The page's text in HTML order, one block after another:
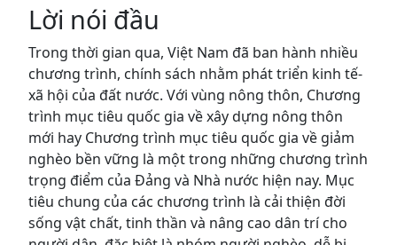
Lời nói đầu
Trong thời gian qua, Việt Nam đã ban hành nhiều
chương trình, chính sách nhằm phát triển kinh tế-
xã hội của đất nước. Với vùng nông thôn, Chương
trình mục tiêu quốc gia về xây dựng nông thôn
mới hay Chương trình mục tiêu quốc gia về giảm
nghèo bền vững là một trong những chương trình
trọng điểm của Đảng và Nhà nước hiện nay. Mục
tiêu chung của các chương trình là cải thiện đời
sống vật chất, tinh thần và nâng cao dân trí cho